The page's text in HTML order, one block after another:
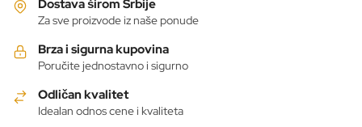
Opcije
biti
stranici
Dostava širom Srbije
Za sve proizvode iz naše ponude
Brza i sigurna kupovina
Poručite jednostavno i sigurno
Odličan kvalitet
Idealan odnos cene i kvaliteta